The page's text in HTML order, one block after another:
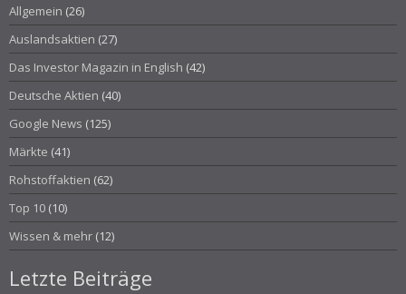
Allgemein (26)
Auslandsaktien (27)
Das Investor Magazin in English (42)
Deutsche Aktien (40)
Google News (125)
Märkte (41)
Rohstoffaktien (62)
Top 10 (10)
Wissen & mehr (12)
Letzte Beiträge